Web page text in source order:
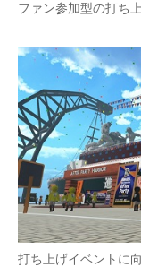
ファン参加型の打ち
打ち上げイベントに